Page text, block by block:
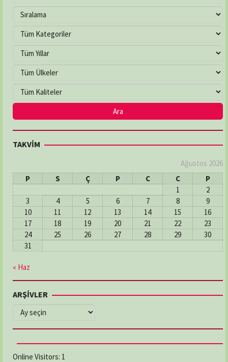
TAKVİM
Ağustos 2026
P
S Ç P C C
P
1
2
3
4 5 6 7 8
9
10
11 12 13 14 15
16
17
18 19 20 21 22
23
24
25 26 27 28 29
30
31
« Haz
ARŞİVLER
ARŞİVLER
Online Visitors: 1